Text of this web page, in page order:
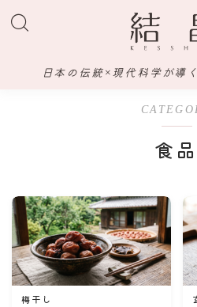
日本の伝統×現代科学が導
調味料
食品
食品
梅干し